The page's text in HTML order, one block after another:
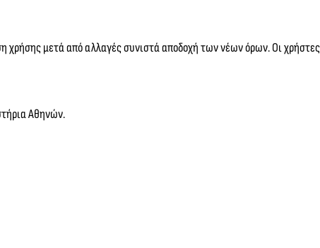
χρήσης μετά από αλλαγές συνιστά αποδοχή των νέων όρων. Οι
Αθηνών.